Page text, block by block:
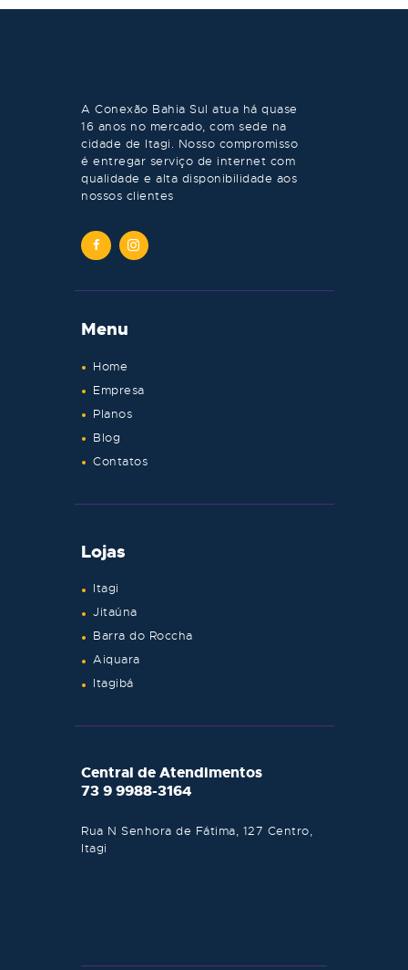
A Conexão Bahia Sul atua há quase
16 anos no mercado, com sede na
cidade de Itagi. Nosso compromisso
é entregar serviço de internet com
qualidade e alta disponibilidade aos
nossos clientes
Menu
Home
Empresa
Planos
Blog
Contatos
Lojas
Itagi
Jitaúna
Barra do Roccha
Aiquara
Itagibá
Central de Atendimentos
73 9 9988-3164
Rua N Senhora de Fátima, 127 Centro,
Itagi